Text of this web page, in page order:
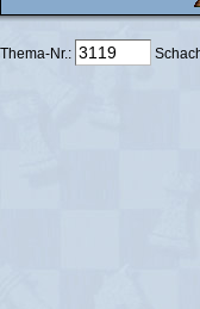
Thema-Nr.: